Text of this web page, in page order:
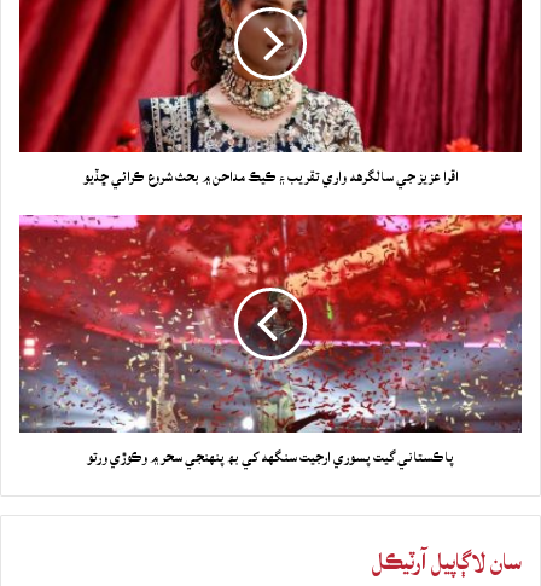
اقرا عزيز جي سالگرهه واري تقريب ۽ ڪيڪ مداحن ۾ بحث شروع ڪرائي ڇڏيو
پاڪستاني گيت پسوري ارجيت سنگهه کي بھ پنهنجي سحر ۾ وڪوڙي ورتو
سان لاڳاپيل آرٽيڪل